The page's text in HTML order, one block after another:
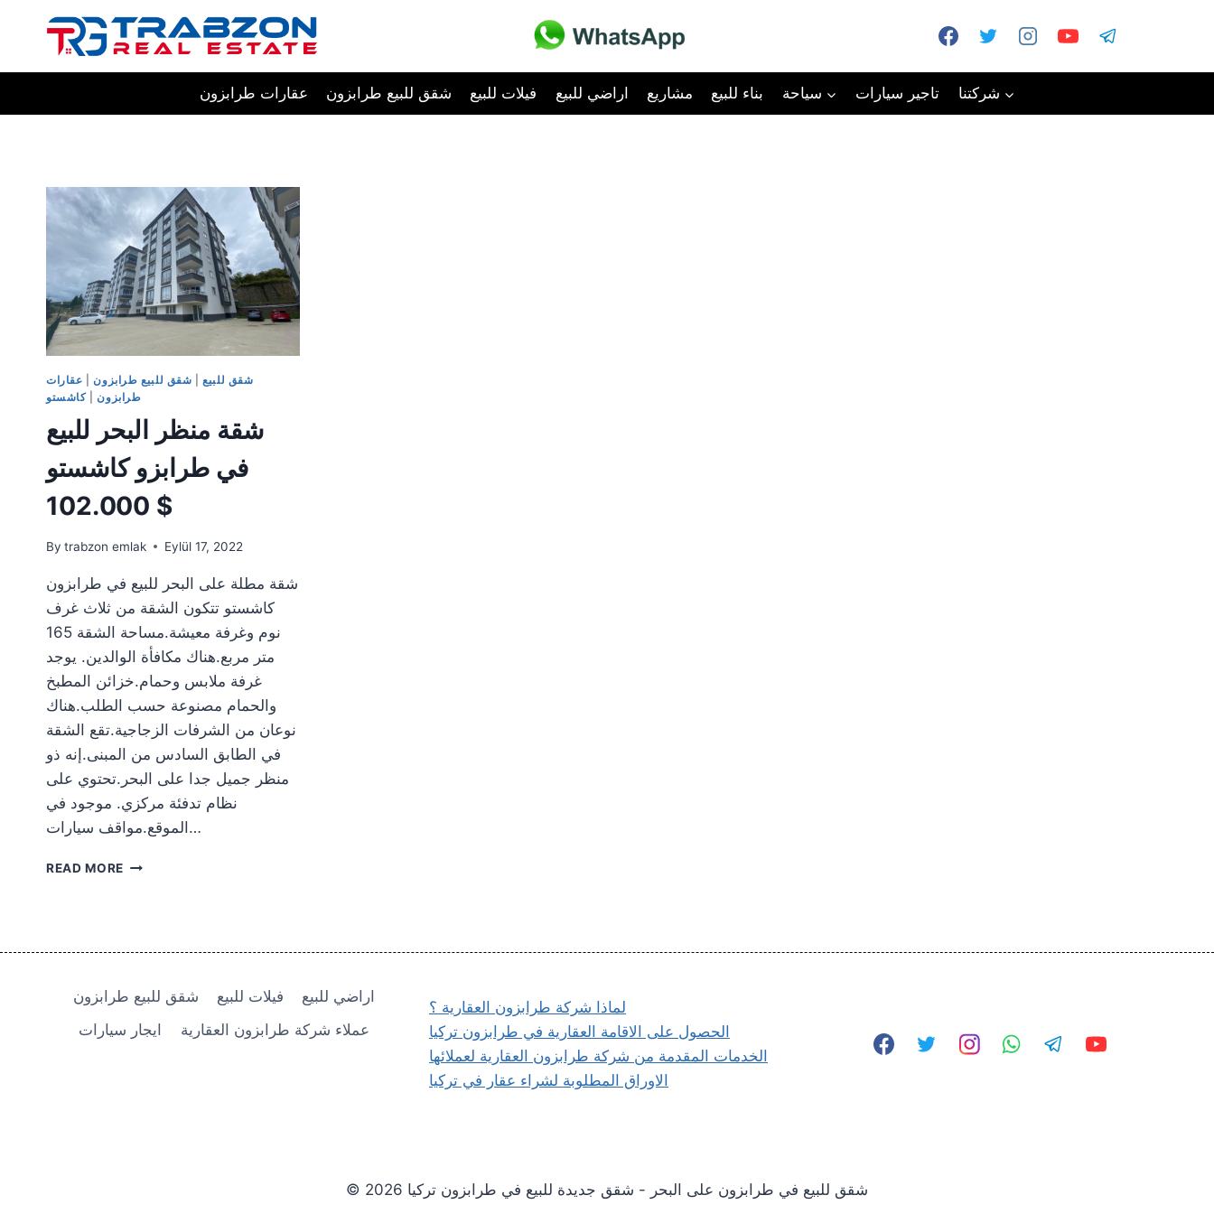
عقارات طرابزون
شقق للبيع طرابزون فيلات للبيع اراضي للبيع مشاريع بناء للبيع سياحة تاجير سيارات شركتنا
شقق للبيع| شقق للبيع طرابزون| عقارات
طرابزون|كاشستو
شقة منظر البحر للبيع
في طرابزو كاشستو
102.000 $
By trabzon emlak Eylül 17, 2022
شقة مطلة على البحر للبيع في طرابزون
كاشستو تتكون الشقة من ثلاث غرف
نوم وغرفة معيشة.مساحة الشقة 165
متر مربع.هناك مكافأة الوالدين. يوجد
غرفة ملابس وحمام.خزائن المطبخ
والحمام مصنوعة حسب الطلب.هناك
نوعان من الشرفات الزجاجية.تقع الشقة
في الطابق السادس من المبنى.إنه ذو
منظر جميل جدا على البحر.تحتوي على
نظام تدفئة مركزي. موجود في
الموقع.مواقف سيارات…
READ MORE شقة
102.000
شقق للبيع طرابزون فيلات للبيع
اراضي للبيع
ايجار سيارات
عملاء شركة طرابزون العقارية
لماذا شركة طرابزون العقارية ؟
الحصول على الاقامة العقارية في طرابزون تركيا
الخدمات المقدمة من شركة طرابزون العقارية لعملائها
الاوراق المطلوبة لشراء عقار في تركيا
© 2026 شقق للبيع في طرابزون على البحر - شقق جديدة للبيع في طرابزون تركيا